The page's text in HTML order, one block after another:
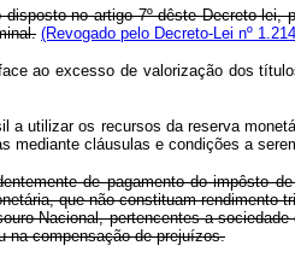
no artigo 7º dêste Decreto-
(Revogado pelo Decreto-Lei nº
excesso de valorização dos
os recursos da reserva
mediante cláusulas e condições a
de pagamento do
que não constituam rendimento
Nacional, pertencentes a
na compensação de prejuízos.